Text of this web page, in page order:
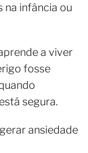
na infância ou
a viver
fosse
segura.
ansiedade